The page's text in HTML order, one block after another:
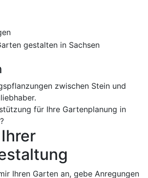
zwischen Stein und
für Ihre Gartenplanung in
Ihren Garten an, gebe Anregungen